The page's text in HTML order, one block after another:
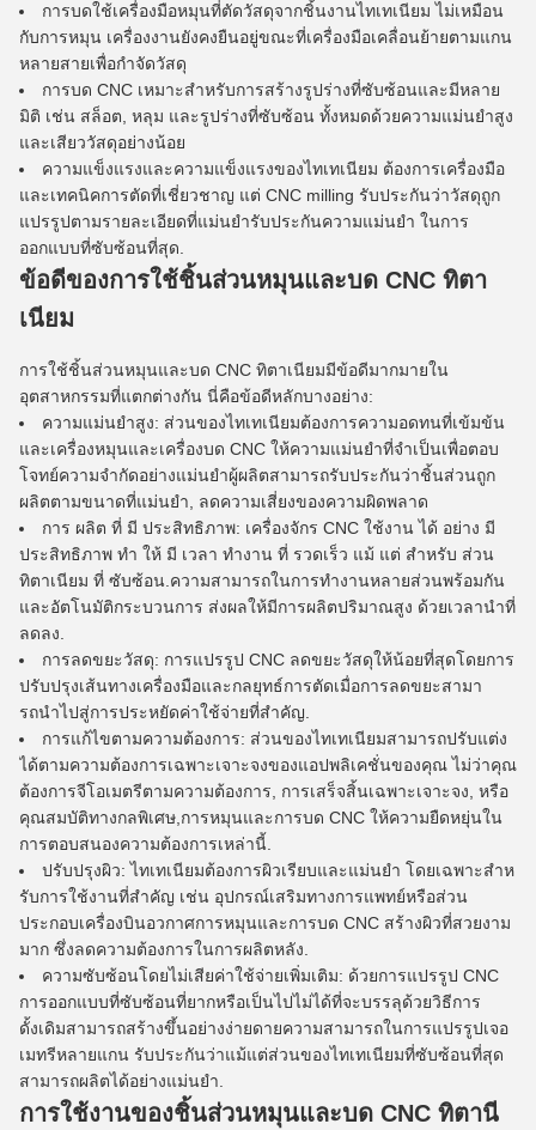
การบดใช้เครื่องมือหมุนที่ตัดวัสดุจากชิ้นงานไทเทเนียม ไม่เหมือน
กับการหมุน เครื่องงานยังคงยืนอยู่ขณะที่เครื่องมือเคลื่อนย้ายตามแกน
หลายสายเพื่อกําจัดวัสดุ
การบด CNC เหมาะสําหรับการสร้างรูปร่างที่ซับซ้อนและมีหลาย
มิติ เช่น สล็อต, หลุม และรูปร่างที่ซับซ้อน ทั้งหมดด้วยความแม่นยําสูง
และเสียววัสดุอย่างน้อย
ความแข็งแรงและความแข็งแรงของไทเทเนียม ต้องการเครื่องมือ
และเทคนิคการตัดที่เชี่ยวชาญ แต่ CNC milling รับประกันว่าวัสดุถูก
แปรรูปตามรายละเอียดที่แม่นยํารับประกันความแม่นยํา ในการ
ออกแบบที่ซับซ้อนที่สุด.
ข้อดีของการใช้ชิ้นส่วนหมุนและบด CNC ทิตา
เนียม
การใช้ชิ้นส่วนหมุนและบด CNC ทิตาเนียมมีข้อดีมากมายใน
อุตสาหกรรมที่แตกต่างกัน นี่คือข้อดีหลักบางอย่าง:
ความแม่นยําสูง: ส่วนของไทเทเนียมต้องการความอดทนที่เข้มข้น
และเครื่องหมุนและเครื่องบด CNC ให้ความแม่นยําที่จําเป็นเพื่อตอบ
โจทย์ความจํากัดอย่างแม่นยําผู้ผลิตสามารถรับประกันว่าชิ้นส่วนถูก
ผลิตตามขนาดที่แม่นยํา, ลดความเสี่ยงของความผิดพลาด
การ ผลิต ที่ มี ประสิทธิภาพ: เครื่องจักร CNC ใช้งาน ได้ อย่าง มี
ประสิทธิภาพ ทํา ให้ มี เวลา ทํางาน ที่ รวดเร็ว แม้ แต่ สําหรับ ส่วน
ทิตาเนียม ที่ ซับซ้อน.ความสามารถในการทํางานหลายส่วนพร้อมกัน
และอัตโนมัติกระบวนการ ส่งผลให้มีการผลิตปริมาณสูง ด้วยเวลานําที่
ลดลง.
การลดขยะวัสดุ: การแปรรูป CNC ลดขยะวัสดุให้น้อยที่สุดโดยการ
ปรับปรุงเส้นทางเครื่องมือและกลยุทธ์การตัดเมื่อการลดขยะสามา
รถนําไปสู่การประหยัดค่าใช้จ่ายที่สําคัญ.
การแก้ไขตามความต้องการ: ส่วนของไทเทเนียมสามารถปรับแต่ง
ได้ตามความต้องการเฉพาะเจาะจงของแอปพลิเคชั่นของคุณ ไม่ว่าคุณ
ต้องการจีโอเมตรีตามความต้องการ, การเสร็จสิ้นเฉพาะเจาะจง, หรือ
คุณสมบัติทางกลพิเศษ,การหมุนและการบด CNC ให้ความยืดหยุ่นใน
การตอบสนองความต้องการเหล่านี้.
ปรับปรุงผิว: ไทเทเนียมต้องการผิวเรียบและแม่นยํา โดยเฉพาะสําห
รับการใช้งานที่สําคัญ เช่น อุปกรณ์เสริมทางการแพทย์หรือส่วน
ประกอบเครื่องบินอวกาศการหมุนและการบด CNC สร้างผิวที่สวยงาม
มาก ซึ่งลดความต้องการในการผลิตหลัง.
ความซับซ้อนโดยไม่เสียค่าใช้จ่ายเพิ่มเติม: ด้วยการแปรรูป CNC
การออกแบบที่ซับซ้อนที่ยากหรือเป็นไปไม่ได้ที่จะบรรลุด้วยวิธีการ
ดั้งเดิมสามารถสร้างขึ้นอย่างง่ายดายความสามารถในการแปรรูปเจอ
เมทรีหลายแกน รับประกันว่าแม้แต่ส่วนของไทเทเนียมที่ซับซ้อนที่สุด
สามารถผลิตได้อย่างแม่นยํา.
การใช้งานของชิ้นส่วนหมุนและบด CNC ทิตานี